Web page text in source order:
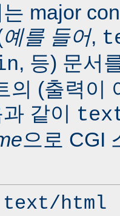
는 major
예를 들어,
, 등) 문서
의 (출력이
같이
으로 CGI
text/